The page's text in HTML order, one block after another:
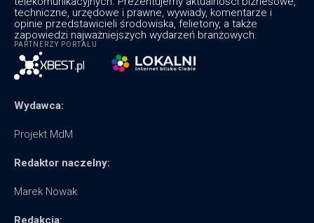
techniczne, urzędowe i prawne, wywiady, komentarze i
opinie przedstawicieli środowiska, felietony, a także
zapowiedzi najważniejszych wydarzeń branżowych.
PARTNERZY PORTALU
Wydawca:
Projekt MdM
Redaktor naczelny:
Marek Nowak
Redakcja: